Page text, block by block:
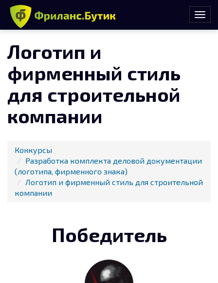
Логотип и
фирменный стиль
для строительной
компании
Конкурсы
Разработка комплекта деловой документации
(логотипа, фирменного знака)
Логотип и фирменный стиль для строительной
компании
Победитель